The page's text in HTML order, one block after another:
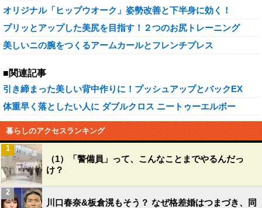
オリジナル「ヒップウオーク」姿勢改善と下半身に効く！
プリッとアップした美尻を目指す！２つのお尻トレーニング
美しいニの腕をつくるアームカールとフレンチプレス
■関連記事
引き締まった美しい背中作りに！プッシュアップとバックEX
体重早く落としたい人に ダブルクロス ニートゥーエルボー
暮らしのアクセスランキング
（1）「警備員」って、こんなことまでやるんだっ
け？
1
川口春奈&板倉滉もそう？ なぜ格差婚はつまづき、同
2